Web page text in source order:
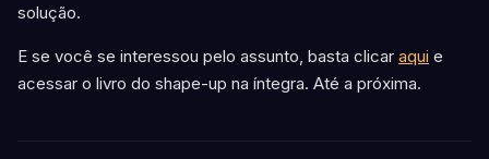
solução.
E se você se interessou pelo assunto, basta clicar aqui e
acessar o livro do shape-up na íntegra. Até a próxima.